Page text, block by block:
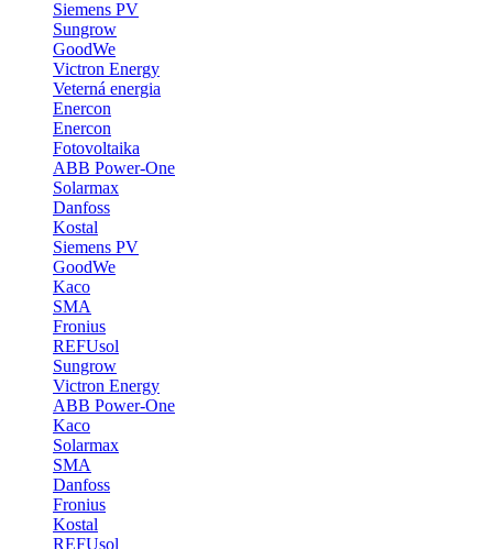
Siemens PV
Sungrow
GoodWe
Victron Energy
Veterná energia
Enercon
Enercon
Fotovoltaika
ABB Power-One
Solarmax
Danfoss
Kostal
Siemens PV
GoodWe
Kaco
SMA
Fronius
REFUsol
Sungrow
Victron Energy
ABB Power-One
Kaco
Solarmax
SMA
Danfoss
Fronius
Kostal
REFUsol